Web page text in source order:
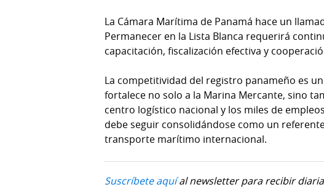
La Cámara Marítima de Panamá hace un
Permanecer en la Lista Blanca requerirá
capacitación, fiscalización efectiva y
La competitividad del registro panameño es
fortalece no solo a la Marina Mercante, sino
centro logístico nacional y los miles de
debe seguir consolidándose como un
transporte marítimo internacional.
Suscríbete aquíal newsletter para recibir